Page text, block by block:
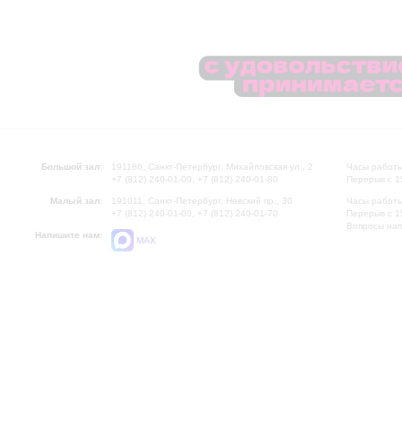
Большой зал:
191186, Санкт-Петербург, Михайловская ул., 2
+7 (812) 240-01-00, +7 (812) 240-01-80
Малый зал:
191011, Санкт-Петербург, Невский пр., 30
+7 (812) 240-01-00, +7 (812) 240-01-70
Напишите нам:
MAX
Часы
Перерыв с
Часы
Перерыв с
Вопросы